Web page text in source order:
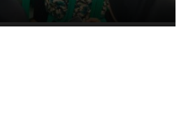
3 minggu yang lalu